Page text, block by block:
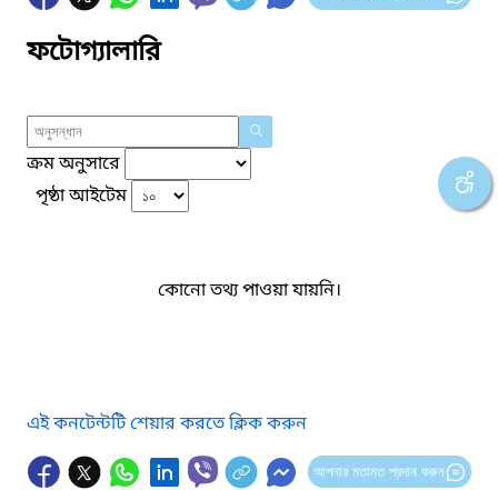
ফটোগ্যালারি
ক্রম অনুসারে
পৃষ্ঠা আইটেম
কোনো তথ্য পাওয়া যায়নি।
এই কনটেন্টটি শেয়ার করতে ক্লিক করুন
আপনার মতামত প্রদান করুন